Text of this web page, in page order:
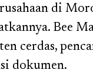
di
Bee
cerdas,
dokumen.